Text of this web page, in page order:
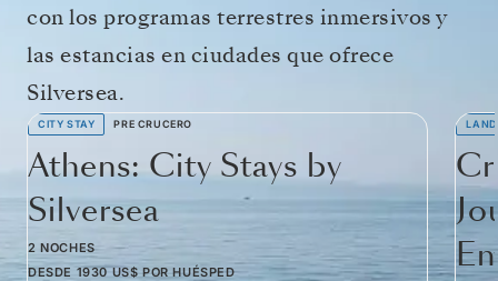
con los programas terrestres inmersivos y
las estancias en ciudades que ofrece
Silversea.
CITY STAY PRE CRUCERO
Athens: City Stays by
Silversea
2 NOCHES
DESDE 1930 US$ POR HUÉSPED